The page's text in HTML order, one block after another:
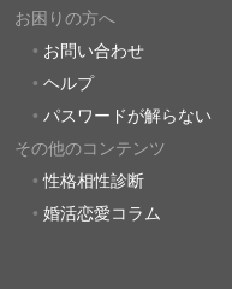
お困りの方へ
お問い合わせ
ヘルプ
パスワードが解らない
その他のコンテンツ
性格相性診断
婚活恋愛コラム